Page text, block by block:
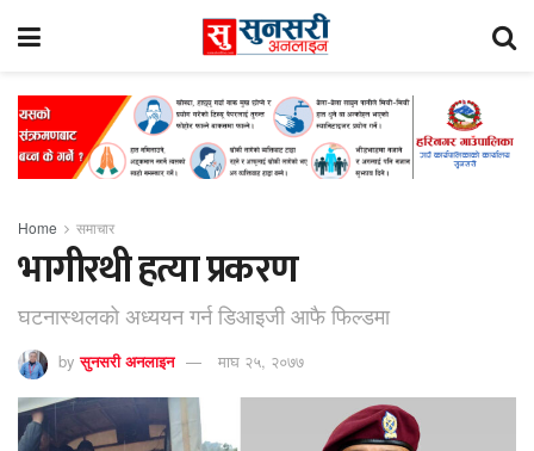
Home समाचार
भागीरथी हत्या प्रकरण
घटनास्थलको अध्ययन गर्न डिआइजी आफै फिल्डमा
by सुनसरी अनलाइन माघ २५, २०७७